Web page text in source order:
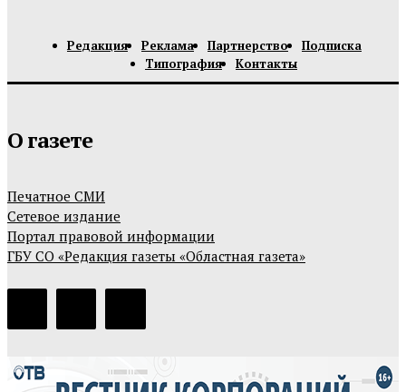
Редакция Реклама Партнерство
Подписка
Типография
Контакты
О газете
Печатное СМИ
Сетевое издание
Портал правовой информации
ГБУ СО «Редакция газеты «Областная газета»